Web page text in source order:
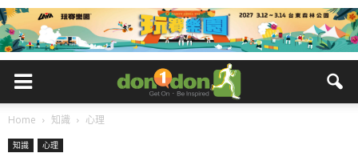
Home 知識 心理
知識 心理